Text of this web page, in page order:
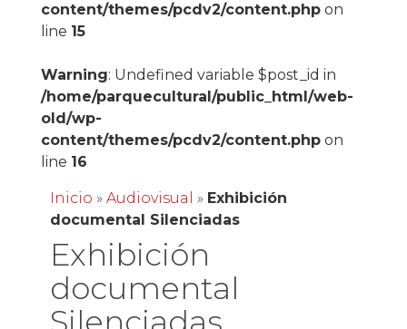
content/themes/pcdv2/content.phpon
line 15
Warning: Undefined variable $post_id in
/home/parquecultural/public_html/web-
old/wp-
content/themes/pcdv2/content.phpon
line 16
Inicio » Audiovisual » Exhibición
documental Silenciadas
Exhibición
documental